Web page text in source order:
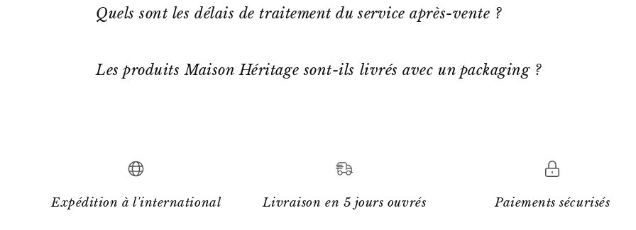
Quels sont les délais de traitement du service après-vente ?
Les produits Maison Héritage sont-ils livrés avec un packaging ?
Expédition à l'international Livraison en 5 jours ouvrés Paiements sécurisés